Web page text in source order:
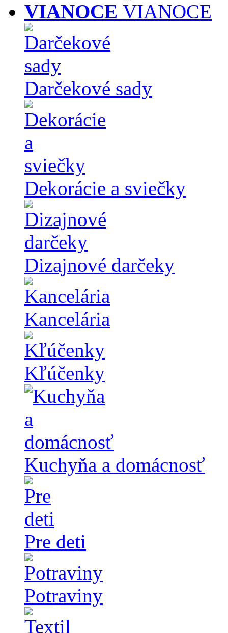
VIANOCE
Darčekové sady
Dekorácie a sviečky
Dizajnové darčeky
Kancelária
Kľúčenky
Kuchyňa a domácnosť
Pre deti
Potraviny